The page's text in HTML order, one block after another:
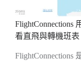
FlightConnections
看直飛與轉機班表
FlightConnections